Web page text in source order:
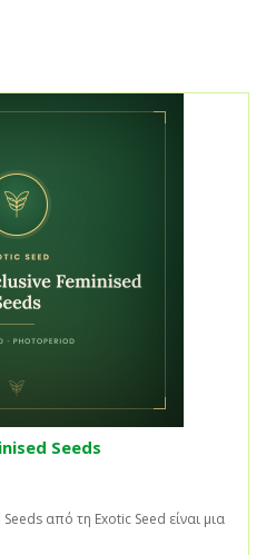
Seeds
από τη Exotic Seed είναι μια